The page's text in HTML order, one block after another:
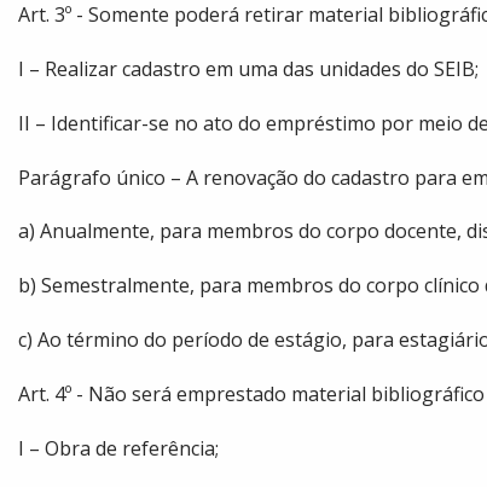
Art. 3º - Somente poderá retirar material
I – Realizar cadastro em uma das unidades do SEIB;
II – Identificar-se no ato do empréstimo por meio
Parágrafo único – A renovação do cadastro para
a) Anualmente, para membros do corpo docente,
b) Semestralmente, para membros do corpo clínico
c) Ao término do período de estágio, para
Art. 4º - Não será emprestado material
I – Obra de referência;